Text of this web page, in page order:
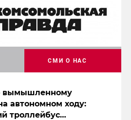
вымышленному
автономном ходу:
троллейбус
СМИ О НАС